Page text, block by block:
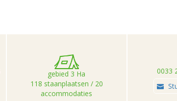
gebied 3 Ha
118 staanplaatsen / 20
accommodaties
0033